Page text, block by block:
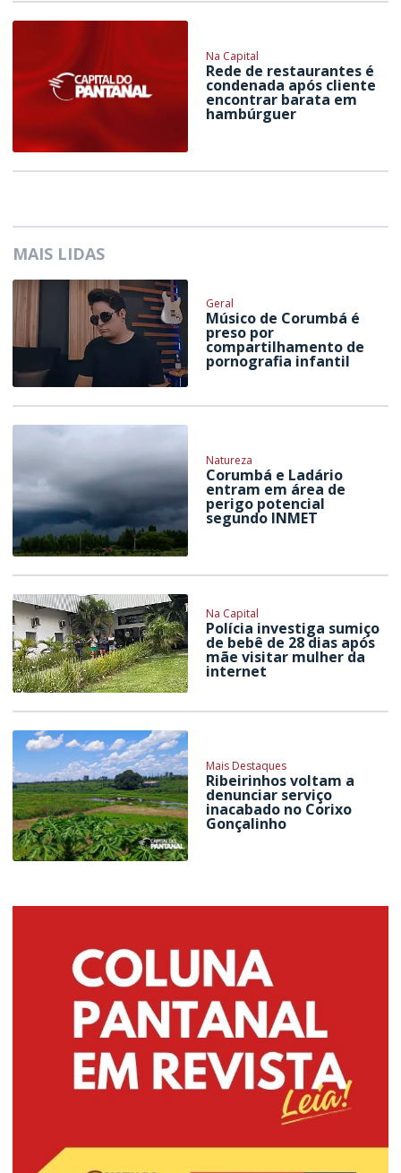
Na Capital
Rede de restaurantes é
condenada após cliente
encontrar barata em
hambúrguer
MAIS LIDAS
Geral
Músico de Corumbá é
preso por
compartilhamento de
pornografia infantil
Natureza
Corumbá e Ladário
entram em área de
perigo potencial
segundo INMET
Na Capital
Polícia investiga sumiço
de bebê de 28 dias após
mãe visitar mulher da
internet
Mais Destaques
Ribeirinhos voltam a
denunciar serviço
inacabado no Corixo
Gonçalinho